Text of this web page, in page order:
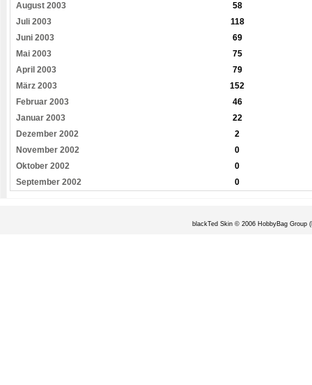
August 2003
58
Juli 2003
118
Juni 2003
69
Mai 2003
75
April 2003
79
März 2003
152
Februar 2003
46
Januar 2003
22
Dezember 2002
2
November 2002
0
Oktober 2002
0
September 2002
0
blackTed Skin © 2006 HobbyBag Group